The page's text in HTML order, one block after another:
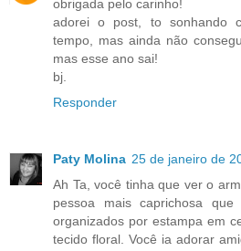
obrigada pelo carinho!
adorei o post, to sonhando
tempo, mas ainda não
mas esse ano sai!
bj.
Responder
Paty Molina 25 de janeiro de
Ah Ta, você tinha que ver o
pessoa mais caprichosa
organizados por estampa em
tecido floral. Você ia adorar